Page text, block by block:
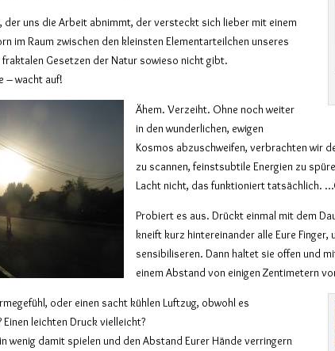
der uns die Arbeit abnimmt, der versteckt sich lieber mit einem
im Raum zwischen den kleinsten Elementarteilchen unseres
fraktalen Gesetzen der Natur sowieso nicht gibt.
– wacht auf!
Ähem. Verzeiht. Ohne noch weiter
in den wunderlichen, ewigen
Kosmos abzuschweifen, verbrachten wir
zu scannen, feinstsubtile Energien zu
Lacht nicht, das funktioniert tatsächlich.
Probiert es aus. Drückt einmal mit dem
kneift kurz hintereinander alle Eure Finger,
sensibiliseren. Dann haltet sie offen und
einem Abstand von einigen Zentimetern
oder einen sacht kühlen Luftzug, obwohl es
leichten Druck vielleicht?
wenig damit spielen und den Abstand Eurer Hände verringern